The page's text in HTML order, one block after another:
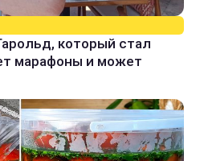
который стал
марафоны и может